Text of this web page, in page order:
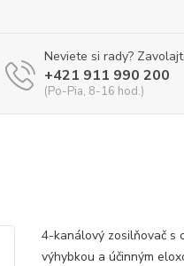
Neviete si rady?
+421 911 990 200
(Po-Pia, 8-16 hod.)
4-kanálový zosilňovač s
výhybkou a účinným